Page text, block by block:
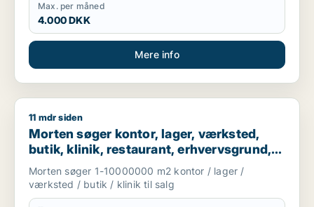
Max. per måned
4.000 DKK
Mere info
Morten søger kontor, lager, værksted, butik, klinik,
11 mdr siden
Morten søger kontor, lager, værksted,
butik, klinik, restaurant, erhvervsgrund,
boligudlejningsejendom, hotel eller
produktionslokaler til salg i Region
Nordjylland
Morten søger 1-10000000 m2 kontor / lager /
værksted / butik / klinik til salg